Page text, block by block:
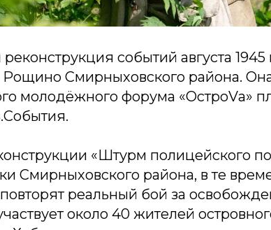
событий августа 1945
Рощино Смирныховского района.
молодёжного форума «ОстроVа»
«Штурм полицейского
Смирныховского района, в те
повторят реальный бой за
около 40 жителей